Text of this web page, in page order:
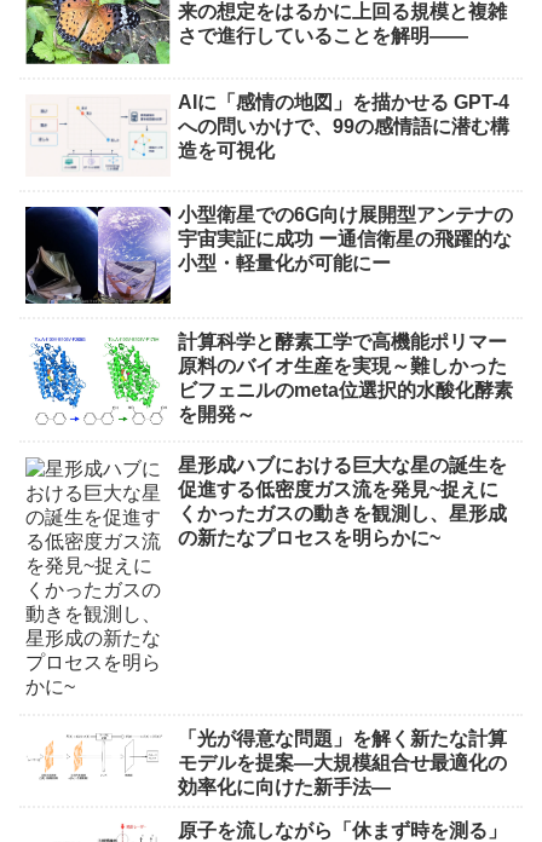
来の想定をはるかに上回る規模と複雑
さで進行していることを解明――
AIに「感情の地図」を描かせる GPT-4
への問いかけで、99の感情語に潜む構
造を可視化
小型衛星での6G向け展開型アンテナの
宇宙実証に成功 ー通信衛星の飛躍的な
小型・軽量化が可能にー
計算科学と酵素工学で高機能ポリマー
原料のバイオ生産を実現～難しかった
ビフェニルのmeta位選択的水酸化酵素
を開発～
星形成ハブにおける巨大な星の誕生を
促進する低密度ガス流を発見~捉えに
くかったガスの動きを観測し、星形成
の新たなプロセスを明らかに~
「光が得意な問題」を解く新たな計算
モデルを提案―大規模組合せ最適化の
効率化に向けた新手法―
原子を流しながら「休まず時を測る」